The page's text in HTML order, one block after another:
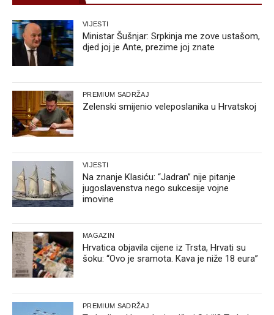
VIJESTI
Ministar Šušnjar: Srpkinja me zove ustašom,
djed joj je Ante, prezime joj znate
PREMIUM SADRŽAJ
Zelenski smijenio veleposlanika u Hrvatskoj
VIJESTI
Na znanje Klasiću: “Jadran” nije pitanje
jugoslavenstva nego sukcesije vojne
imovine
MAGAZIN
Hrvatica objavila cijene iz Trsta, Hrvati su
šoku: “Ovo je sramota. Kava je niže 18 eura”
PREMIUM SADRŽAJ